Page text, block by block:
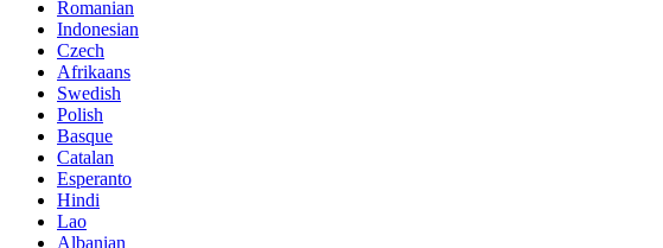
Romanian
Indonesian
Czech
Afrikaans
Swedish
Polish
Basque
Catalan
Esperanto
Hindi
Lao
Albanian